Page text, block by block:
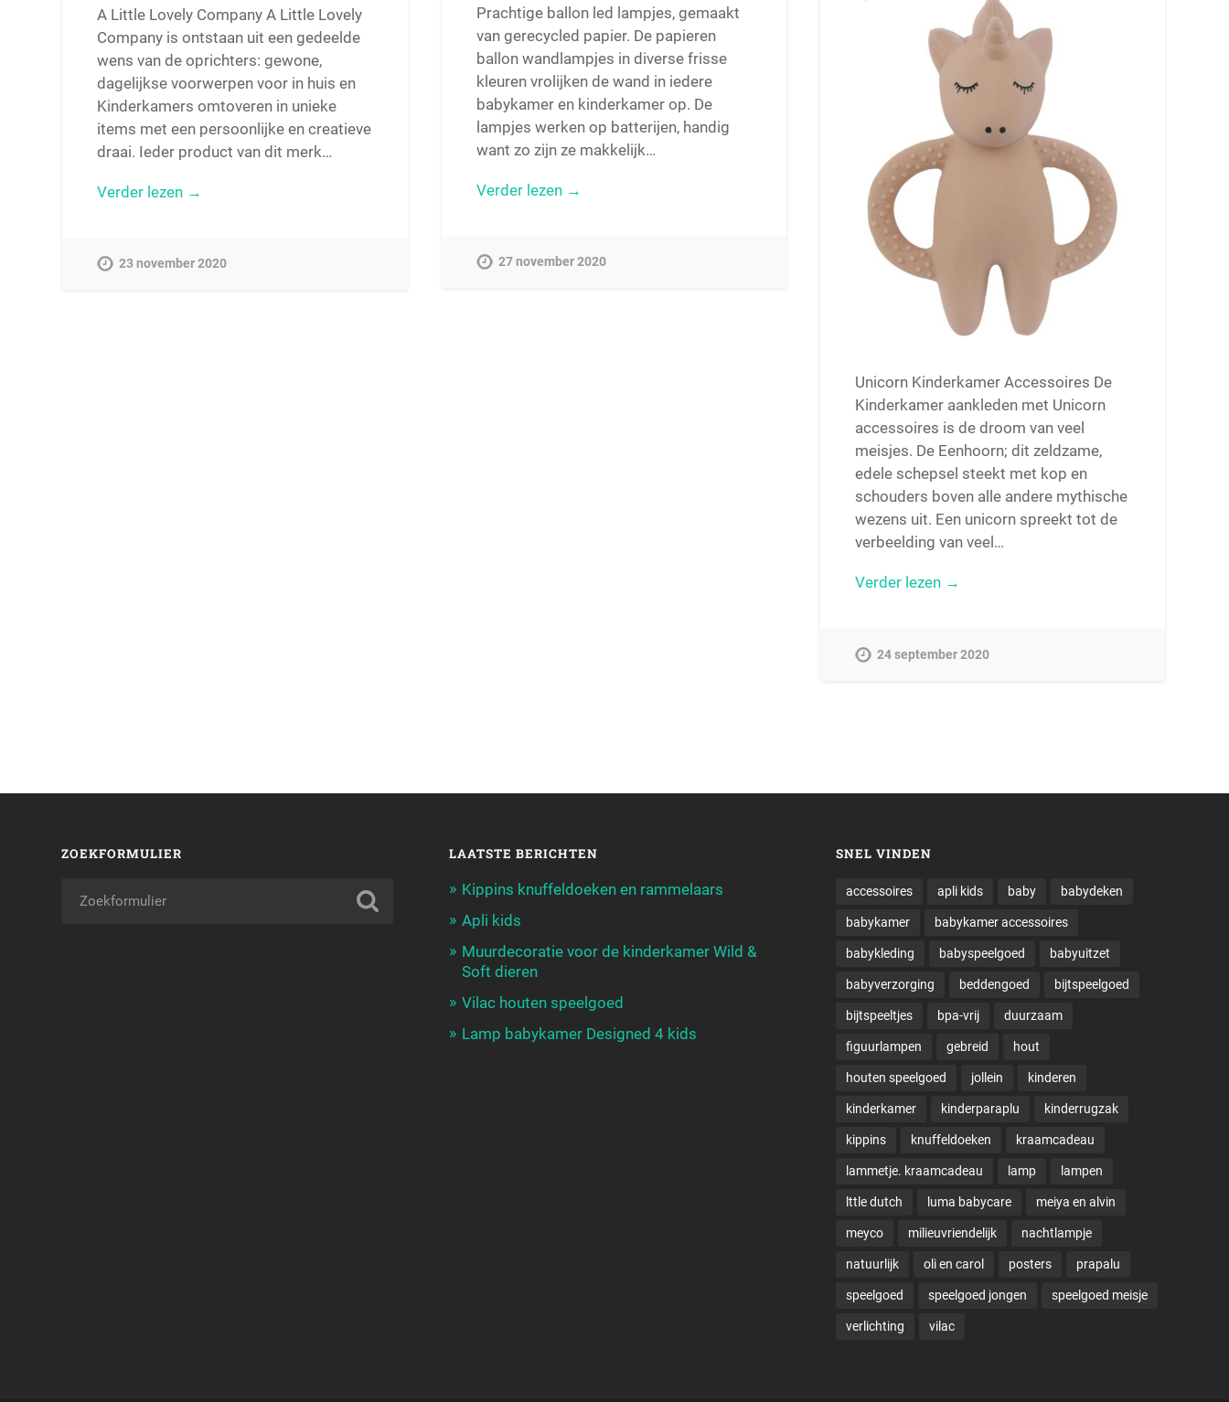
Prachtige ballon led lampjes, gemaakt
van gerecycled papier. De papieren
ballon wandlampjes in diverse frisse
kleuren vrolijken de wand in iedere
babykamer en kinderkamer op. De
lampjes werken op batterijen, handig
want zo zijn ze makkelijk…
Verder lezen →
27 november 2020
A Little Lovely Company A Little Lovely
Company is ontstaan uit een gedeelde
wens van de oprichters: gewone,
dagelijkse voorwerpen voor in huis en
Kinderkamers omtoveren in unieke
items met een persoonlijke en creatieve
draai. Ieder product van dit merk…
Verder lezen →
23 november 2020
Unicorn Kinderkamer Accessoires De
Kinderkamer aankleden met Unicorn
accessoires is de droom van veel
meisjes. De Eenhoorn; dit zeldzame,
edele schepsel steekt met kop en
schouders boven alle andere mythische
wezens uit. Een unicorn spreekt tot de
verbeelding van veel…
Verder lezen →
24 september 2020
ZOEKFORMULIER LAATSTE BERICHTEN
Kippins knuffeldoeken en rammelaars
Apli kids
Muurdecoratie voor de kinderkamer Wild &
Soft dieren
Vilac houten speelgoed
Lamp babykamer Designed 4 kids
SNEL VINDEN
accessoires apli kids baby babydeken
babykamer babykamer accessoires
babykleding babyspeelgoed babyuitzet
babyverzorging beddengoed bijtspeelgoed
bijtspeeltjes bpa-vrij duurzaam
figuurlampen gebreid hout
houten speelgoed jollein kinderen
kinderkamer kinderparaplu kinderrugzak
kippins knuffeldoeken kraamcadeau
lammetje. kraamcadeau lamp lampen
lttle dutch luma babycare meiya en alvin
meyco milieuvriendelijk nachtlampje
natuurlijk oli en carol posters prapalu
speelgoed speelgoed jongen speelgoed meisje
verlichting vilac